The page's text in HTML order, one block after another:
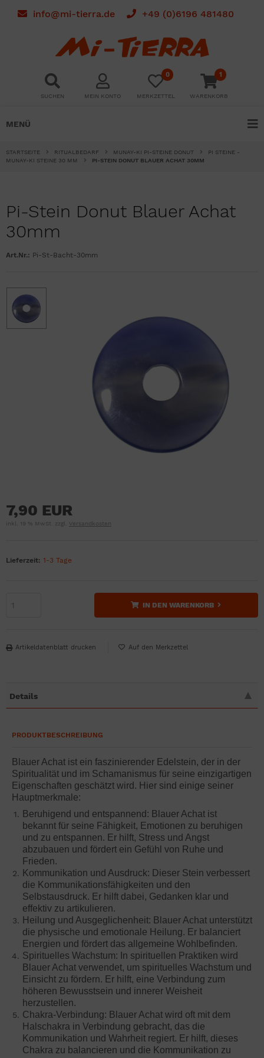
info@mi-tierra.de +49 (0)6196 481480
SUCHEN MEIN KONTO
0
MERKZETTEL
1
WARENKORB
MENÜ
STARTSEITE RITUALBEDARF MUNAY-KI PI-STEINE DONUT
PI STEINE -
MUNAY-KI STEINE 30 MM
PI-STEIN DONUT BLAUER ACHAT 30MM
Pi-Stein Donut Blauer Achat
30mm
Art.Nr.: Pi-St-Bacht-30mm
7,90 EUR
inkl. 19 % MwSt. zzgl. Versandkosten
Lieferzeit: 1-3 Tage
IN DEN WARENKORB
Artikeldatenblatt drucken
Details
PRODUKTBESCHREIBUNG
Blauer Achat ist ein faszinierender Edelstein, der in der
Spiritualität und im Schamanismus für seine einzigartigen
Eigenschaften geschätzt wird. Hier sind einige seiner
Hauptmerkmale:
Beruhigend und entspannend: Blauer Achat ist
bekannt für seine Fähigkeit, Emotionen zu beruhigen
und zu entspannen. Er hilft, Stress und Angst
abzubauen und fördert ein Gefühl von Ruhe und
Frieden.
Kommunikation und Ausdruck: Dieser Stein verbessert
die Kommunikationsfähigkeiten und den
Selbstausdruck. Er hilft dabei, Gedanken klar und
effektiv zu artikulieren.
Heilung und Ausgeglichenheit: Blauer Achat unterstützt
die physische und emotionale Heilung. Er balanciert
Energien und fördert das allgemeine Wohlbefinden.
Spirituelles Wachstum: In spirituellen Praktiken wird
Blauer Achat verwendet, um spirituelles Wachstum und
Einsicht zu fördern. Er hilft, eine Verbindung zum
höheren Bewusstsein und innerer Weisheit
herzustellen.
Chakra-Verbindung: Blauer Achat wird oft mit dem
Halschakra in Verbindung gebracht, das die
Kommunikation und Wahrheit regiert. Er hilft, dieses
Chakra zu balancieren und die Kommunikation zu